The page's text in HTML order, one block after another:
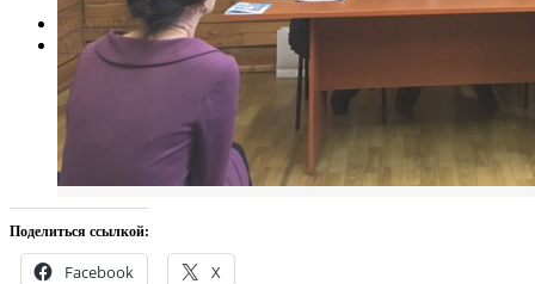
Previous
Next
Поделиться ссылкой:
Facebook X